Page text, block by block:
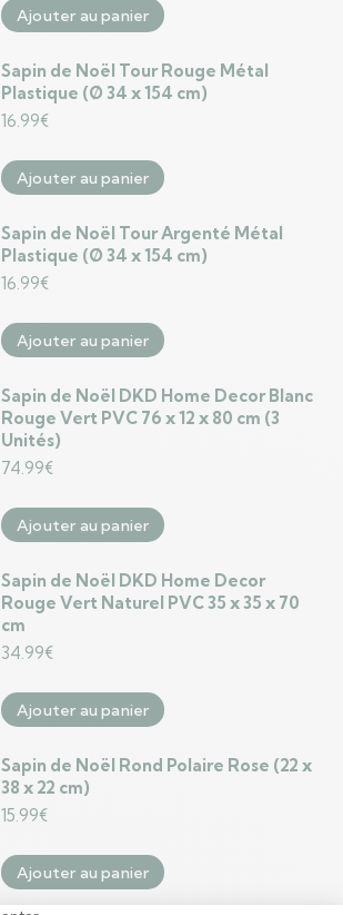
Ajouter au panier
Sapin de Noël Tour Rouge Métal
Plastique (Ø 34 x 154 cm)
16.99€
Ajouter au panier
Sapin de Noël Tour Argenté Métal
Plastique (Ø 34 x 154 cm)
16.99€
Ajouter au panier
Sapin de Noël DKD Home Decor Blanc
Rouge Vert PVC 76 x 12 x 80 cm (3
Unités)
74.99€
Ajouter au panier
Sapin de Noël DKD Home Decor
Rouge Vert Naturel PVC 35 x 35 x 70
cm
34.99€
Ajouter au panier
Sapin de Noël Rond Polaire Rose (22 x
38 x 22 cm)
15.99€
Ajouter au panier